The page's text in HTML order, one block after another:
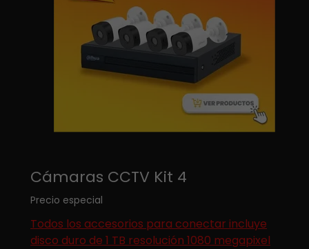
Cámaras CCTV Kit 4
Precio especial
Todos los accesorios para conectar incluye
disco duro de 1 TB resolución 1080 megapixel